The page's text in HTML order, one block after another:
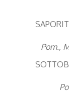
Pom.,